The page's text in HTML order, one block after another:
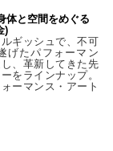
体と空間をめぐる
)
ギッシュで、不可
げたパフォーマン
、革新してきた先
をラインナップ。
ーマンス・アート